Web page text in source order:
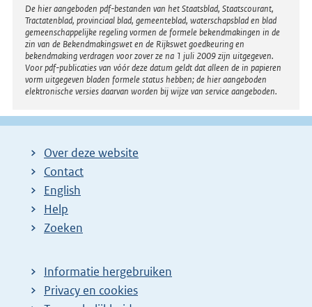
Disclaimer
De hier aangeboden pdf-bestanden van het Staatsblad, Staatscourant,
Tractatenblad, provinciaal blad, gemeenteblad, waterschapsblad en blad
gemeenschappelijke regeling vormen de formele bekendmakingen in de
zin van de Bekendmakingswet en de Rijkswet goedkeuring en
bekendmaking verdragen voor zover ze na 1 juli 2009 zijn uitgegeven.
Voor pdf-publicaties van vóór deze datum geldt dat alleen de in papieren
vorm uitgegeven bladen formele status hebben; de hier aangeboden
elektronische versies daarvan worden bij wijze van service aangeboden.
Over deze website
Contact
English
Help
Zoeken
Informatie hergebruiken
Privacy en cookies